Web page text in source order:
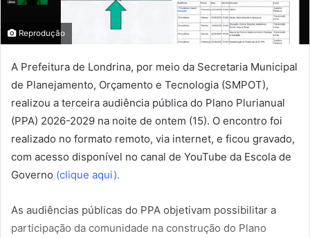
Reprodução
A Prefeitura de Londrina, por meio da Secretaria Municipal
de Planejamento, Orçamento e Tecnologia (SMPOT),
realizou a terceira audiência pública do Plano Plurianual
(PPA) 2026-2029 na noite de ontem (15). O encontro foi
realizado no formato remoto, via internet, e ficou gravado,
com acesso disponível no canal de YouTube da Escola de
Governo (clique aqui).
As audiências públicas do PPA objetivam possibilitar a
participação da comunidade na construção do Plano